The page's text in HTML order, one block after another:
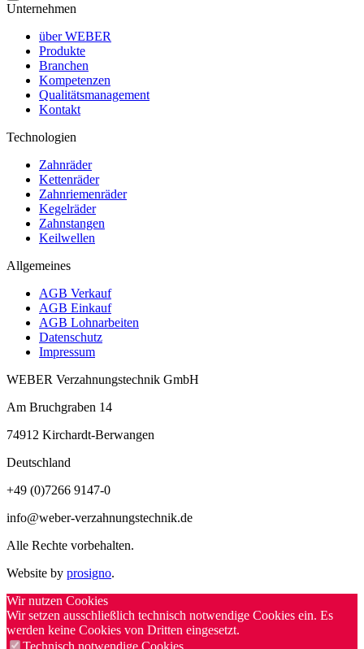
Unternehmen
über WEBER
Produkte
Branchen
Kompetenzen
Qualitätsmanagement
Kontakt
Technologien
Zahnräder
Kettenräder
Zahnriemenräder
Kegelräder
Zahnstangen
Keilwellen
Allgemeines
AGB Verkauf
AGB Einkauf
AGB Lohnarbeiten
Datenschutz
Impressum
WEBER Verzahnungstechnik GmbH
Am Bruchgraben 14
74912 Kirchardt-Berwangen
Deutschland
+49 (0)7266 9147-0
info@weber-verzahnungstechnik.de
Alle Rechte vorbehalten.
Website by prosigno.
Wir nutzen Cookies
Wir setzen ausschließlich technisch notwendige Cookies ein. Es
werden keine Cookies von Dritten eingesetzt.
Technisch notwendige Cookies